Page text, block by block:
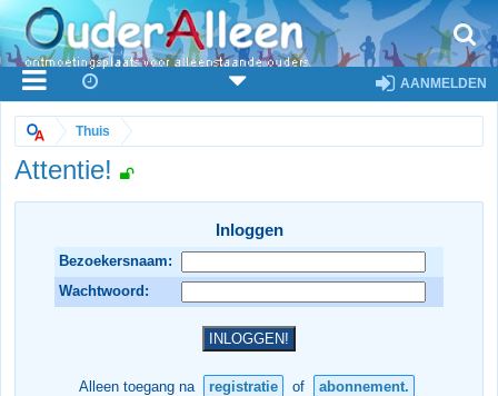
AANMELDEN
Thuis
Attentie!
Inloggen
Bezoekersnaam:
Wachtwoord:
Alleen toegang na registratie of abonnement.